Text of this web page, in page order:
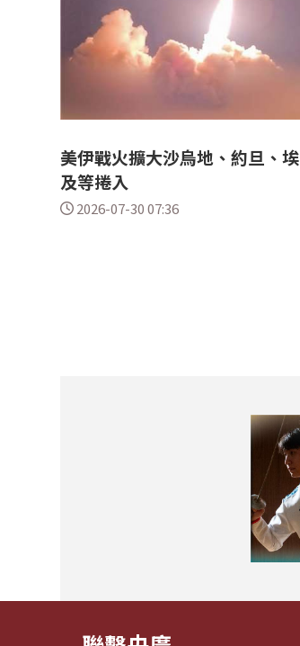
美伊戰火擴大沙烏地、約旦、埃
及等捲入
2026-07-30 07:36